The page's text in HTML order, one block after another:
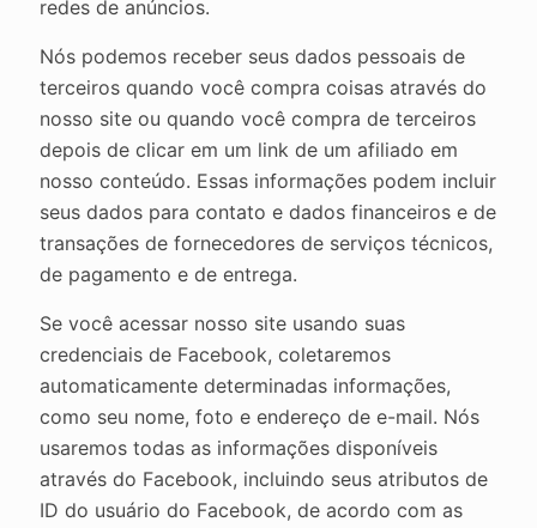
redes de anúncios.
Nós podemos receber seus dados pessoais de
terceiros quando você compra coisas através do
nosso site ou quando você compra de terceiros
depois de clicar em um link de um afiliado em
nosso conteúdo. Essas informações podem incluir
seus dados para contato e dados financeiros e de
transações de fornecedores de serviços técnicos,
de pagamento e de entrega.
Se você acessar nosso site usando suas
credenciais de Facebook, coletaremos
automaticamente determinadas informações,
como seu nome, foto e endereço de e-mail. Nós
usaremos todas as informações disponíveis
através do Facebook, incluindo seus atributos de
ID do usuário do Facebook, de acordo com as